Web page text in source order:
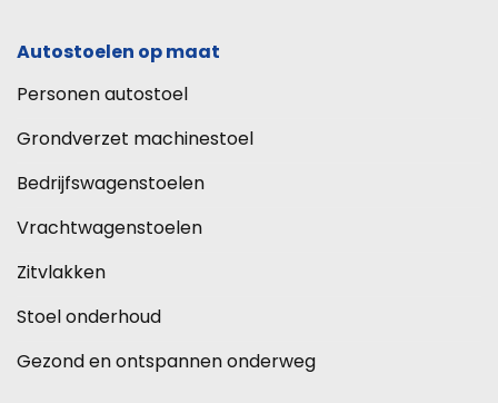
Autostoelen op maat
Personen autostoel
Grondverzet machinestoel
Bedrijfswagenstoelen
Vrachtwagenstoelen
Zitvlakken
Stoel onderhoud
Gezond en ontspannen onderweg